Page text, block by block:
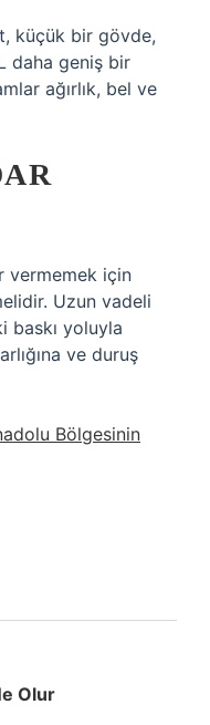
küçük bir gövde,
daha geniş bir
ağırlık, bel ve
vermemek için
Uzun vadeli
baskı yoluyla
ve duruş
Bölgesinin
Olur